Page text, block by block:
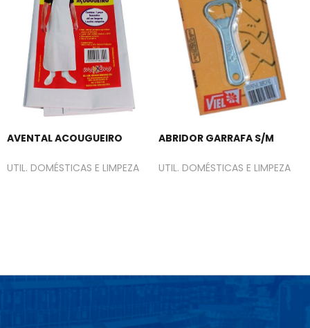
AVENTAL ACOUGUEIRO
UTIL. DOMÉSTICAS E LIMPEZA
ABRIDOR GARRAFA S/M
UTIL. DOMÉSTICAS E LIMPEZA